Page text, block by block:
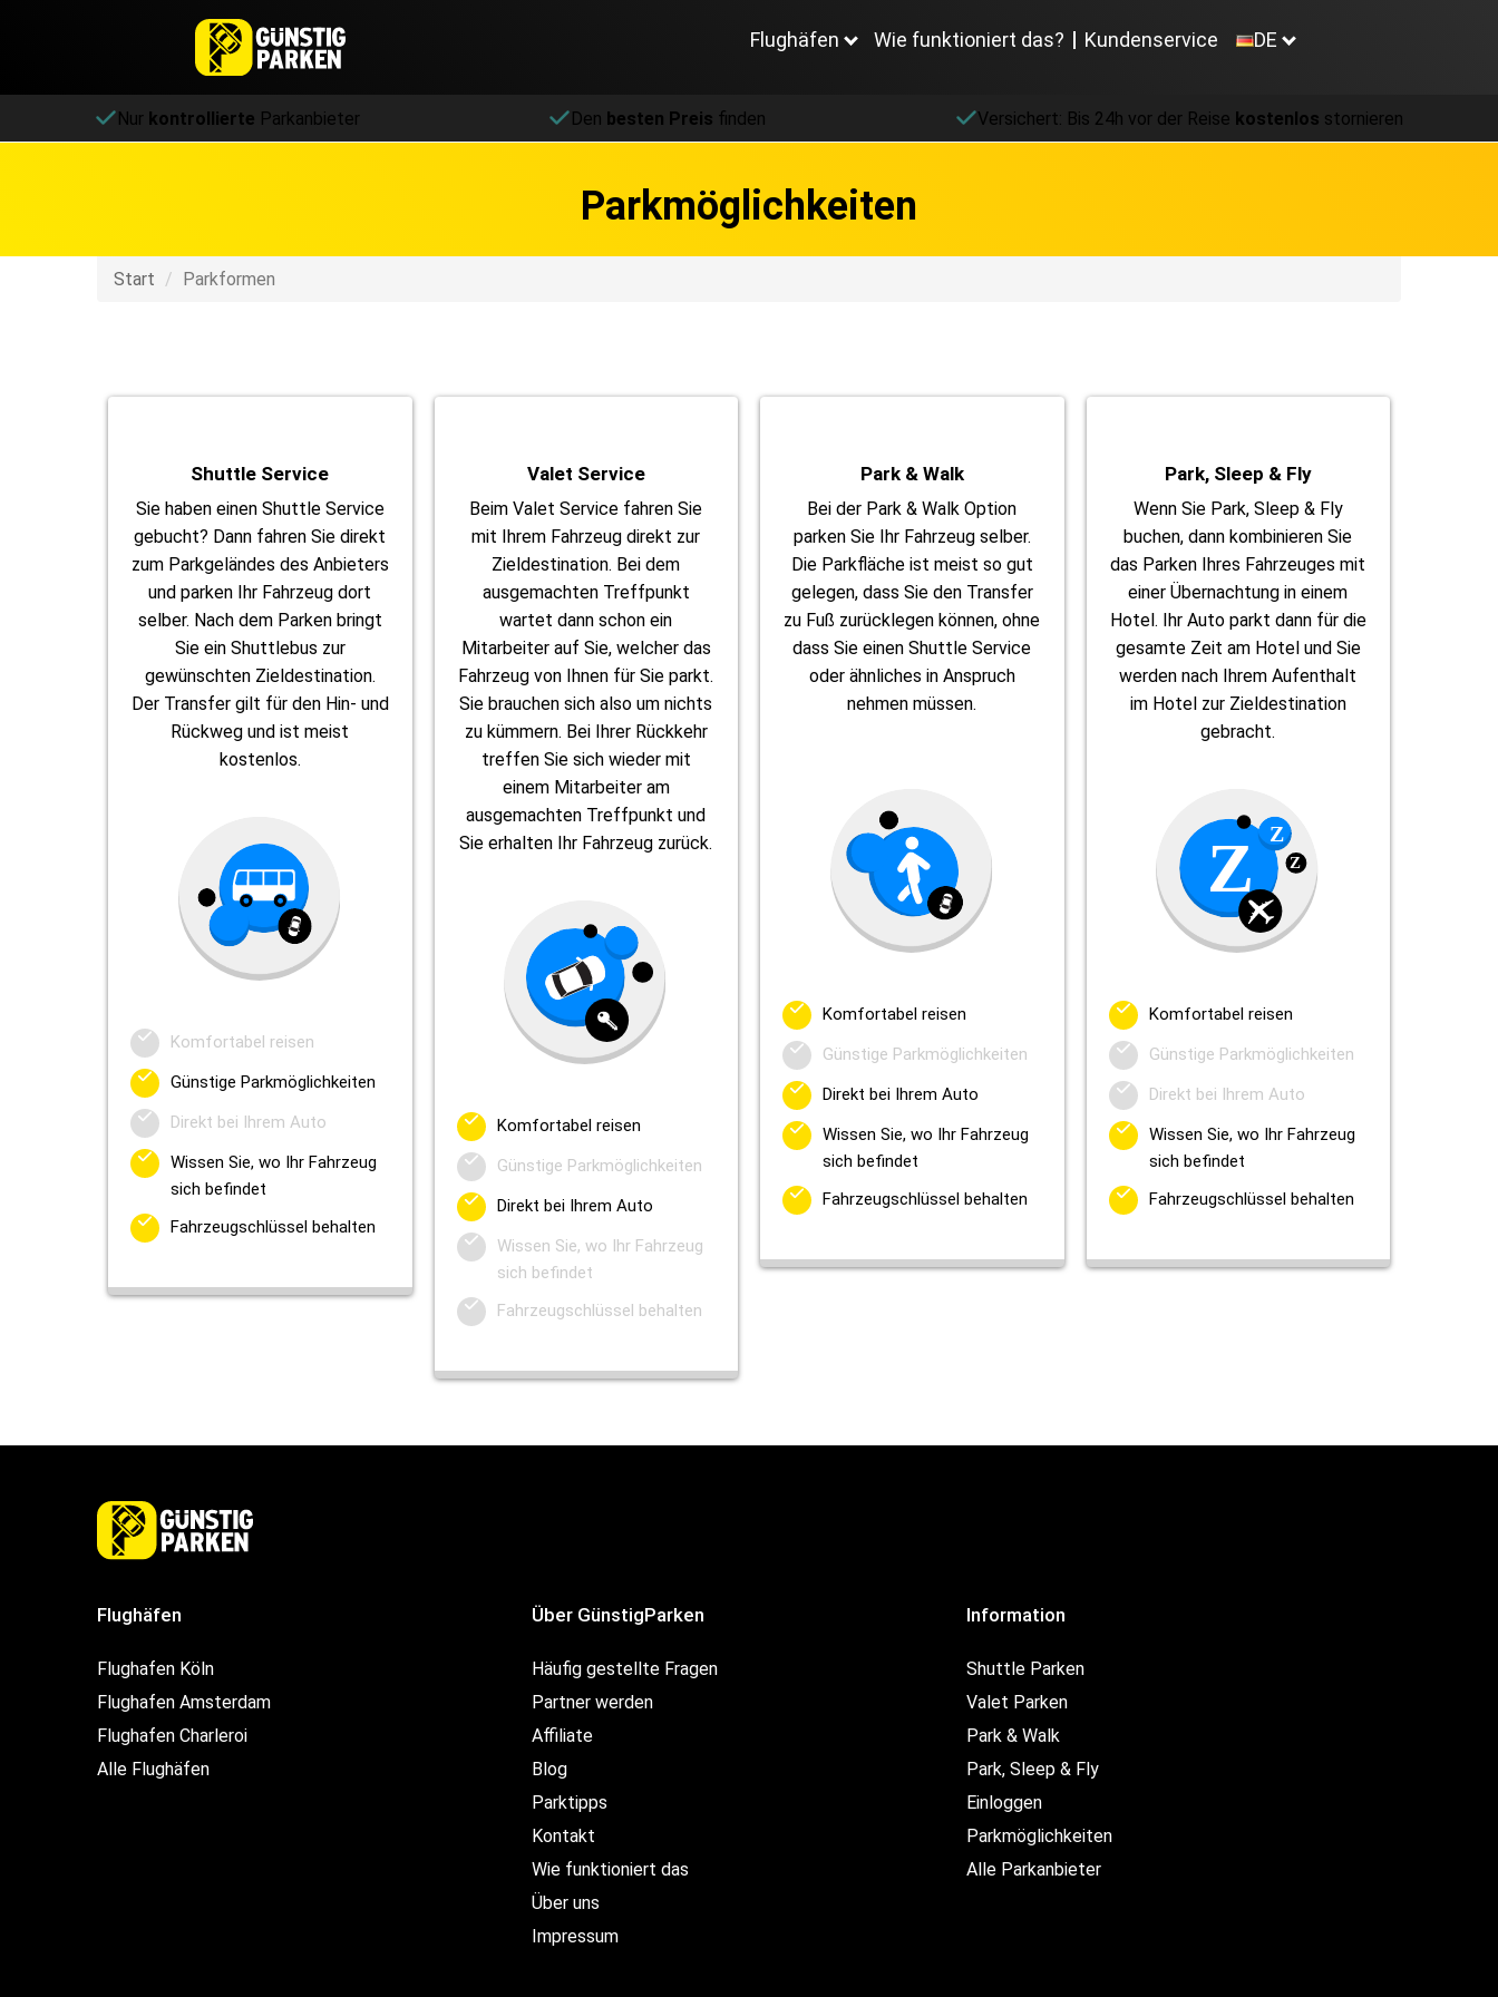
Flughäfen Wie funktioniert das? Kundenservice DE
Nur kontrollierte Parkanbieter Den besten Preis finden Versichert: Bis 24h vor der Reise kostenlos stornieren
Parkmöglichkeiten
Start Parkformen
Shuttle Service
Sie haben einen Shuttle Service
gebucht? Dann fahren Sie direkt
zum Parkgeländes des Anbieters
und parken Ihr Fahrzeug dort
selber. Nach dem Parken bringt
Sie ein Shuttlebus zur
gewünschten Zieldestination.
Der Transfer gilt für den Hin- und
Rückweg und ist meist
kostenlos.
Komfortabel reisen
Günstige Parkmöglichkeiten
Direkt bei Ihrem Auto
Wissen Sie, wo Ihr Fahrzeug
sich befindet
Fahrzeugschlüssel behalten
Valet Service
Beim Valet Service fahren Sie
mit Ihrem Fahrzeug direkt zur
Zieldestination. Bei dem
ausgemachten Treffpunkt
wartet dann schon ein
Mitarbeiter auf Sie, welcher das
Fahrzeug von Ihnen für Sie parkt.
Sie brauchen sich also um nichts
zu kümmern. Bei Ihrer Rückkehr
treffen Sie sich wieder mit
einem Mitarbeiter am
ausgemachten Treffpunkt und
Sie erhalten Ihr Fahrzeug zurück.
Komfortabel reisen
Günstige Parkmöglichkeiten
Direkt bei Ihrem Auto
Wissen Sie, wo Ihr Fahrzeug
sich befindet
Fahrzeugschlüssel behalten
Park & Walk
Bei der Park & Walk Option
parken Sie Ihr Fahrzeug selber.
Die Parkfläche ist meist so gut
gelegen, dass Sie den Transfer
zu Fuß zurücklegen können, ohne
dass Sie einen Shuttle Service
oder ähnliches in Anspruch
nehmen müssen.
Komfortabel reisen
Günstige Parkmöglichkeiten
Direkt bei Ihrem Auto
Wissen Sie, wo Ihr Fahrzeug
sich befindet
Fahrzeugschlüssel behalten
Park, Sleep & Fly
Wenn Sie Park, Sleep & Fly
buchen, dann kombinieren Sie
das Parken Ihres Fahrzeuges mit
einer Übernachtung in einem
Hotel. Ihr Auto parkt dann für die
gesamte Zeit am Hotel und Sie
werden nach Ihrem Aufenthalt
im Hotel zur Zieldestination
gebracht.
Komfortabel reisen
Günstige Parkmöglichkeiten
Direkt bei Ihrem Auto
Wissen Sie, wo Ihr Fahrzeug
sich befindet
Fahrzeugschlüssel behalten
Flughäfen
Flughafen Köln
Flughafen Amsterdam
Flughafen Charleroi
Alle Flughäfen
Über GünstigParken
Häufig gestellte Fragen
Partner werden
Affiliate
Blog
Parktipps
Kontakt
Wie funktioniert das
Über uns
Impressum
Information
Shuttle Parken
Valet Parken
Park & Walk
Park, Sleep & Fly
Einloggen
Parkmöglichkeiten
Alle Parkanbieter